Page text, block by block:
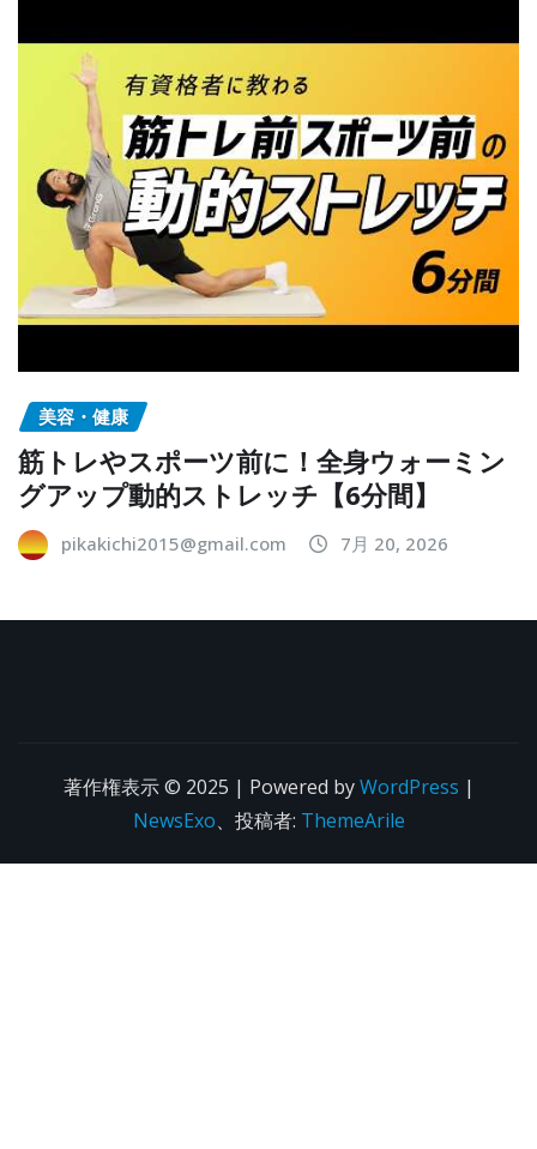
美容・健康
筋トレやスポーツ前に！全身ウォーミン
グアップ動的ストレッチ【6分間】
pikakichi2015@gmail.com 7月 20, 2026
著作権表示 © 2025 | Powered byWordPress |
NewsExo、投稿者: ThemeArile